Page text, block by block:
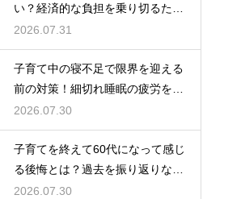
い？経済的な負担を乗り切るため
の家計管理と将来に向けた計画的
な貯金のアドバイス
2026.07.31
子育て中の寝不足で限界を迎える
前の対策！細切れ睡眠の疲労を効
率良く回復させて日中のパフォー
マンスを上げる術
2026.07.30
子育てを終えて60代になって感じ
る後悔とは？過去を振り返りなが
らこれからの自分の人生を豊かに
2026.07.30